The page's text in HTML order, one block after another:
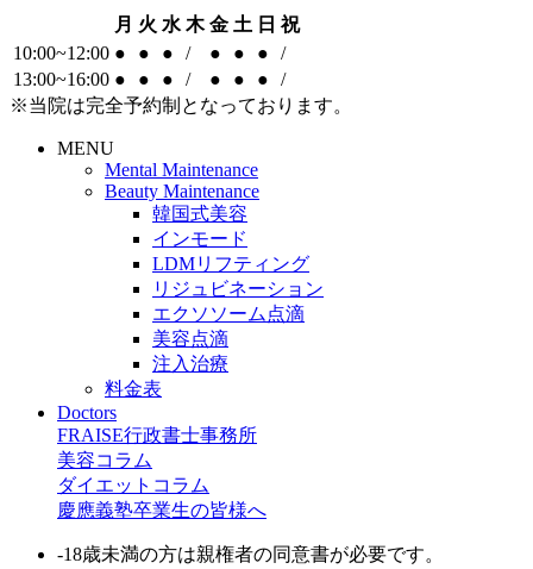
月 火 水 木 金 土 日 祝
10:00~12:00 ● ● ● / ● ● ●
/
13:00~16:00 ● ● ● / ● ● ●
/
※当院は完全予約制となっております。
MENU
Mental Maintenance
Beauty Maintenance
韓国式美容
インモード
LDMリフティング
リジュビネーション
エクソソーム点滴
美容点滴
注入治療
料金表
Doctors
FRAISE行政書士事務所
美容コラム
ダイエットコラム
慶應義塾卒業生の皆様へ
-18歳未満の方は親権者の同意書が必要です。